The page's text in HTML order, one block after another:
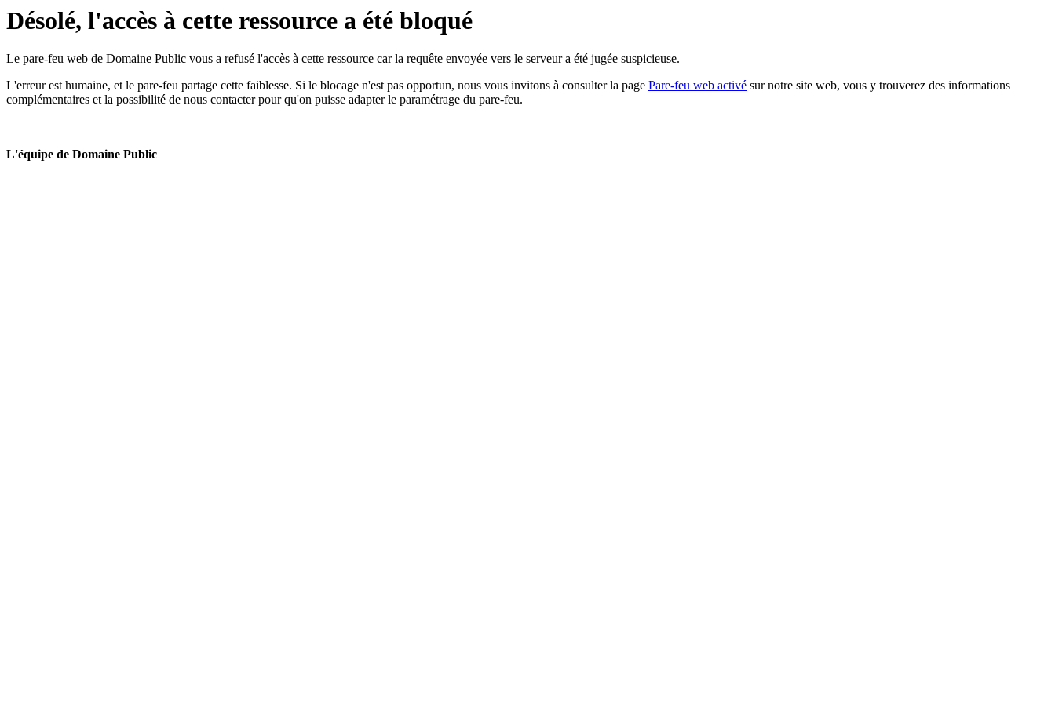
Désolé, l'accès à cette ressource a été bloqué
Le pare-feu web de Domaine Public vous a refusé l'accès à cette ressource car la requête envoyée vers le serveur a été jugée suspicieuse.
L'erreur est humaine, et le pare-feu partage cette faiblesse. Si le blocage n'est pas opportun, nous vous invitons à consulter la page Pare-feu web activé sur notre site web, vous y trouverez des informations
complémentaires et la possibilité de nous contacter pour qu'on puisse adapter le paramétrage du pare-feu.
L'équipe de Domaine Public